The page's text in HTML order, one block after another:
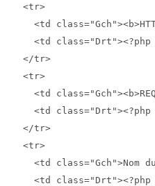
    <tr>
<td
<td
    </tr>
    <tr>
<td
<td
    </tr>
    <tr>
<td class="Gch">Nom
<td